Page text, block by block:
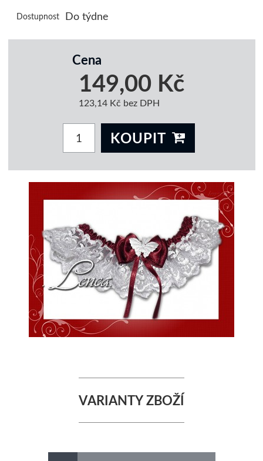
Dostupnost Do týdne
Cena
149,00 Kč
123,14 Kč bez DPH
KOUPIT
VARIANTY ZBOŽÍ